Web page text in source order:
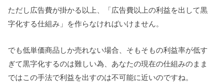
ただし広告費が掛かる以上、「広告費以上の利益を出して黒
字化する仕組み」を作らなければいけません。
でも低単価商品しか売れない場合、そもそもの利益率が低す
ぎて黒字化するのは難しい為、あなたの現在の仕組みのまま
ではこの手法で利益を出すのは不可能に近いのですね。